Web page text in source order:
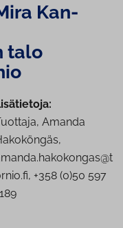
Kan­
talo
Amanda
+358 (0)50 597